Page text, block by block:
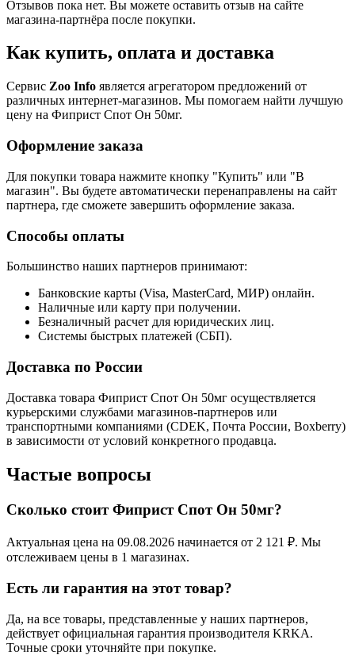
Отзывов пока нет. Вы можете оставить отзыв на сайте
магазина-партнёра после покупки.
Как купить, оплата и доставка
Сервис Zoo Info является агрегатором предложений от
различных интернет-магазинов. Мы помогаем найти лучшую
цену на Фиприст Спот Он 50мг.
Оформление заказа
Для покупки товара нажмите кнопку "Купить" или "В
магазин". Вы будете автоматически перенаправлены на сайт
партнера, где сможете завершить оформление заказа.
Способы оплаты
Большинство наших партнеров принимают:
Банковские карты (Visa, MasterCard, МИР) онлайн.
Наличные или карту при получении.
Безналичный расчет для юридических лиц.
Системы быстрых платежей (СБП).
Доставка по России
Доставка товара Фиприст Спот Он 50мг осуществляется
курьерскими службами магазинов-партнеров или
транспортными компаниями (CDEK, Почта России, Boxberry)
в зависимости от условий конкретного продавца.
Частые вопросы
Сколько стоит Фиприст Спот Он 50мг?
Актуальная цена на 09.08.2026 начинается от 2 121 ₽. Мы
отслеживаем цены в 1 магазинах.
Есть ли гарантия на этот товар?
Да, на все товары, представленные у наших партнеров,
действует официальная гарантия производителя KRKA.
Точные сроки уточняйте при покупке.